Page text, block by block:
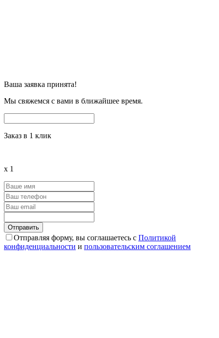
Ваша заявка принята!
Мы свяжемся с вами в ближайшее время.
Заказ в 1 клик
x 1
Отправляя форму, вы соглашаетесь с Политикой
конфиденциальности и пользовательским соглашением